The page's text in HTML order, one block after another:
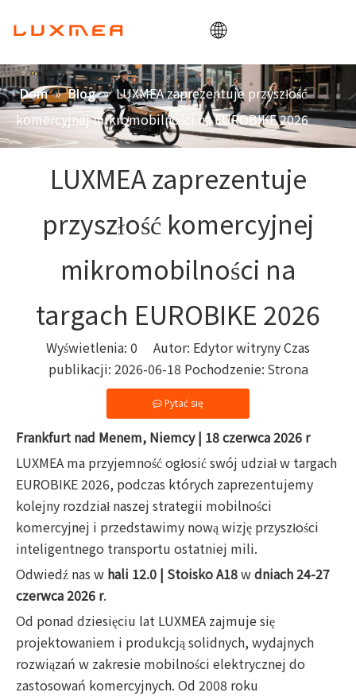
Dom
Firma
Rower towarowy
Pożytek
Dom » Blog » LUXMEA zaprezentuje przyszłość
komercyjnej mikromobilności na EUROBIKE 2026
LUXMEA zaprezentuje
przyszłość komercyjnej
mikromobilności na
targach EUROBIKE 2026
Wyświetlenia: 0 Autor: Edytor witryny Czas
publikacji: 2026-06-18 Pochodzenie: Strona
Pytać się
Frankfurt nad Menem, Niemcy | 18 czerwca 2026 r
LUXMEA ma przyjemność ogłosić swój udział w targach
EUROBIKE 2026, podczas których zaprezentujemy
kolejny rozdział naszej strategii mobilności
komercyjnej i przedstawimy nową wizję przyszłości
inteligentnego transportu ostatniej mili.
Odwiedź nas w hali 12.0 | Stoisko A18wdniach 24-27
czerwca 2026 r.
Od ponad dziesięciu lat LUXMEA zajmuje się
projektowaniem i produkcją solidnych, wydajnych
rozwiązań w zakresie mobilności elektrycznej do
zastosowań komercyjnych. Od 2008 roku